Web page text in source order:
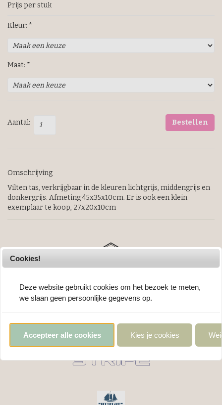
Prijs per stuk
Kleur: *
Maat: *
Aantal: Bestellen
Omschrijving
Vilten tas, verkrijgbaar in de kleuren lichtgrijs, middengrijs en
donkergrijs. Afmeting 45x35x10cm. Er is ook een klein
exemplaar te koop, 27x20x10cm
Cookies!
Deze website gebruikt cookies om het bezoek te meten,
we slaan geen persoonlijke gegevens op.
Accepteer alle cookies Kies je cookies